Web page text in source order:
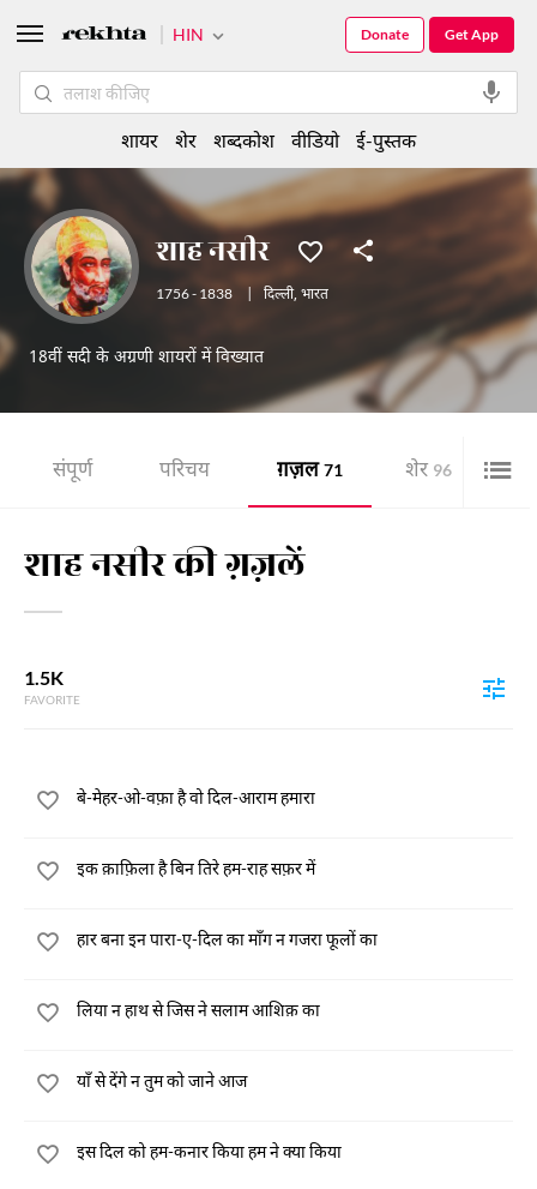
शाह नसीर
1756 - 1838 दिल्ली, भारत
18वीं सदी के अग्रणी शायरों में विख्यात
संपूर्ण परिचय ग़ज़ल 71 शेर 96
शाह नसीर की ग़ज़लें
1.5K
FAVORITE
बे-मेहर-ओ-वफ़ा है वो दिल-आराम हमारा
इक क़ाफ़िला है बिन तिरे हम-राह सफ़र में
हार बना इन पारा-ए-दिल का माँग न गजरा फूलों का
लिया न हाथ से जिस ने सलाम आशिक़ का
याँ से देंगे न तुम को जाने आज
इस दिल को हम-कनार किया हम ने क्या किया
HIN Get App
Donate
शायर शेर शब्दकोश वीडियो ई-पुस्तक